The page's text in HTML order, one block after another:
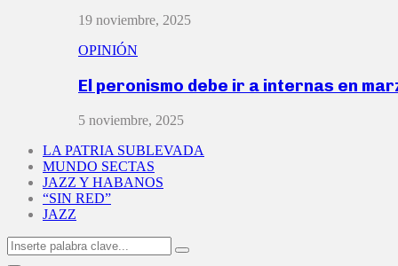
19 noviembre, 2025
OPINIÓN
El peronismo debe ir a internas en
5 noviembre, 2025
LA PATRIA SUBLEVADA
MUNDO SECTAS
JAZZ Y HABANOS
“SIN RED”
JAZZ
Search
for:
Search